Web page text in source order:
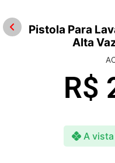
Pistola Para
Alta
R$
A vista